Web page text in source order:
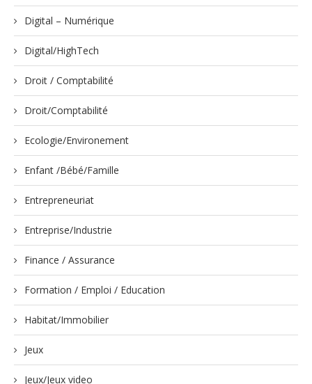
Digital – Numérique
Digital/HighTech
Droit / Comptabilité
Droit/Comptabilité
Ecologie/Environement
Enfant /Bébé/Famille
Entrepreneuriat
Entreprise/Industrie
Finance / Assurance
Formation / Emploi / Education
Habitat/Immobilier
Jeux
Jeux/Jeux video